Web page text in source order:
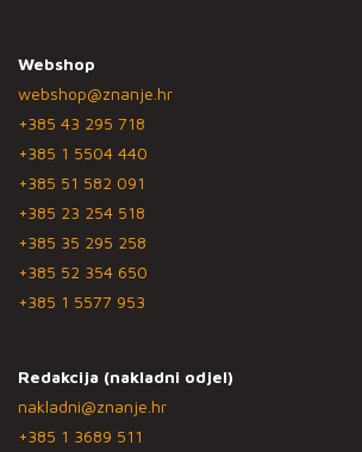
Webshop
webshop@znanje.hr
+385 43 295 718
+385 1 5504 440
+385 51 582 091
+385 23 254 518
+385 35 295 258
+385 52 354 650
+385 1 5577 953
Redakcija (nakladni odjel)
nakladni@znanje.hr
+385 1 3689 511